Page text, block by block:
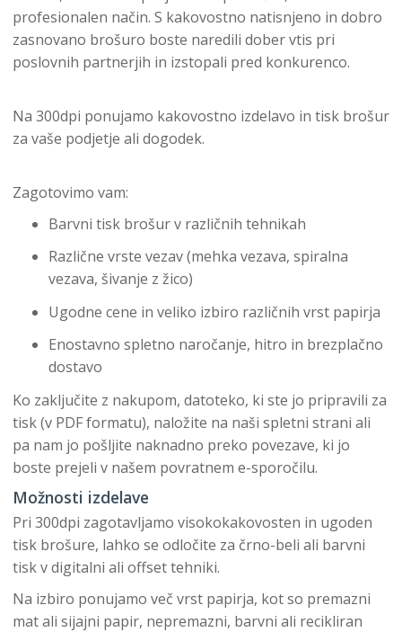
profesionalen način. S kakovostno natisnjeno in dobro
zasnovano brošuro boste naredili dober vtis pri
poslovnih partnerjih in izstopali pred konkurenco.
Na 300dpi ponujamo kakovostno izdelavo in tisk brošur
za vaše podjetje ali dogodek.
Zagotovimo vam:
Barvni tisk brošur v različnih tehnikah
Različne vrste vezav (mehka vezava, spiralna
vezava, šivanje z žico)
Ugodne cene in veliko izbiro različnih vrst papirja
Enostavno spletno naročanje, hitro in brezplačno
dostavo
Ko zaključite z nakupom, datoteko, ki ste jo pripravili za
tisk (v PDF formatu), naložite na naši spletni strani ali
pa nam jo pošljite naknadno preko povezave, ki jo
boste prejeli v našem povratnem e-sporočilu.
Možnosti izdelave
Pri 300dpi zagotavljamo visokokakovosten in ugoden
tisk brošure, lahko se odločite za črno-beli ali barvni
tisk v digitalni ali offset tehniki.
Na izbiro ponujamo več vrst papirja, kot so premazni
mat ali sijajni papir, nepremazni, barvni ali recikliran